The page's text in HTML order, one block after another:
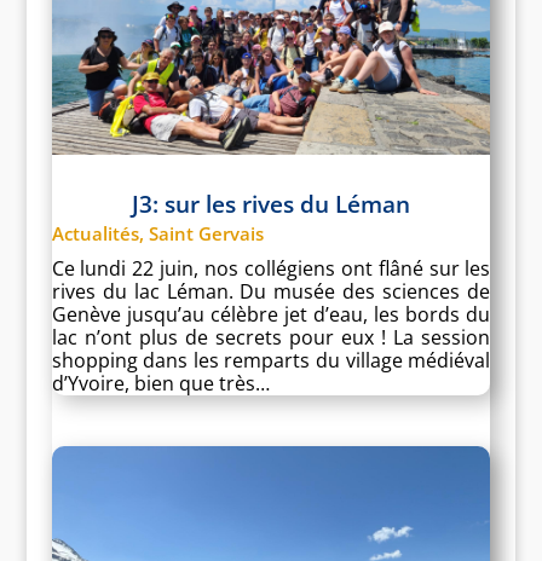
J3: sur les rives du Léman
Actualités, Saint Gervais
Ce lundi 22 juin, nos collégiens ont flâné sur les
rives du lac Léman. Du musée des sciences de
Genève jusqu’au célèbre jet d’eau, les bords du
lac n’ont plus de secrets pour eux ! La session
shopping dans les remparts du village médiéval
d’Yvoire, bien que très…